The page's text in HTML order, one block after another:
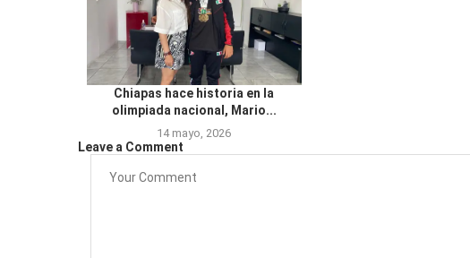
Chiapas hace historia en la
olimpiada nacional, Mario...
14 mayo, 2026
Leave a Comment